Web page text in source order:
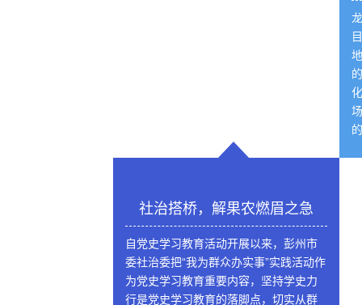
社治搭桥，解果农燃眉之急
自党史学习教育活动开展以来，彭州市
委社治委把“我为群众办实事”实践活动作
为党史学习教育重要内容，坚持学史力
行是党史学习教育的落脚点，切实从群